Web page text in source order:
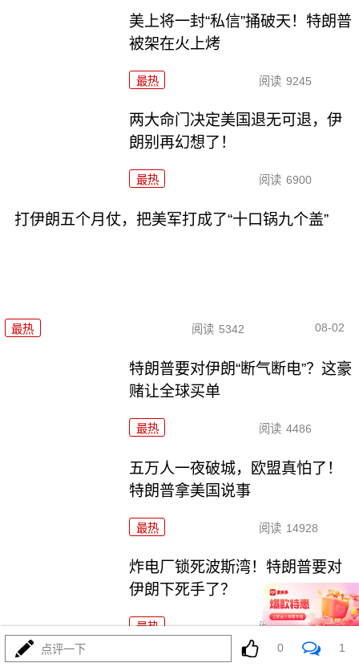
美上将一封“私信”捅破天！特朗普
被架在火上烤
最热 阅读 9245
两大命门决定美国退无可退，伊
朗别再幻想了！
最热 阅读 6900
打伊朗五个月仗，把美军打成了“十口锅九个盖”
最热 阅读 5342 08-02
特朗普要对伊朗“断气断电”？这豪
赌让全球买单
最热 阅读 4486
五万人一夜破城，欧盟真怕了！
特朗普拿美国说事
最热 阅读 14928
炸电厂锁死波斯湾！特朗普要对
伊朗下死手了？
最热 阅读 8983
铁证出台！菲律宾求锤得锤！解
点评一下 0 1